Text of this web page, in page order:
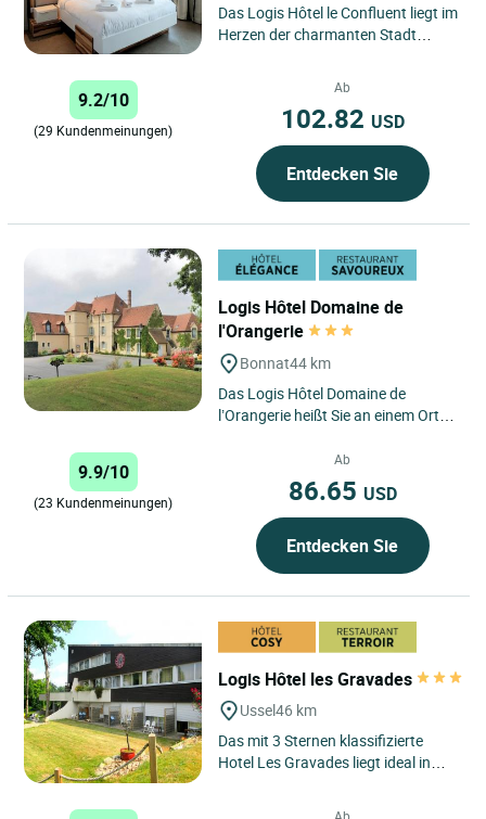
Das Logis Hôtel le Confluent liegt im
Herzen der charmanten Stadt
9.2/10
(29 Kundenmeinungen)
Ab
102.82 USD
Entdecken Sie
Logis Hôtel Domaine de
l'Orangerie
Bonnat44 km
Das Logis Hôtel Domaine de
l’Orangerie heißt Sie an einem Ort
und Gelassenheit miteinander...
9.9/10
(23 Kundenmeinungen)
Ab
86.65 USD
Entdecken Sie
Logis Hôtel les Gravades
Ussel46 km
Das mit 3 Sternen klassifizierte
Hotel Les Gravades liegt ideal in
Ab